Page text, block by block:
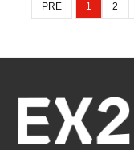
PRE 1 2